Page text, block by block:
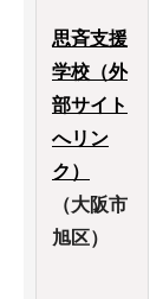
思斉支援
学校（外
部サイト
へリン
ク）
（大阪市
旭区）